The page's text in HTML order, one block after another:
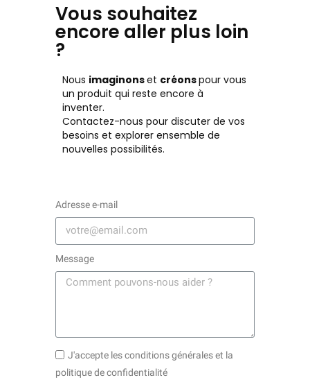
Vous souhaitez
encore aller plus loin
?
Nous imaginonset créonspour vous
un produit qui reste encore à
inventer.
Contactez-nous pour discuter de vos
besoins et explorer ensemble de
nouvelles possibilités.
Adresse e-mail
Message
J'accepte les conditions générales et la
politique de confidentialité